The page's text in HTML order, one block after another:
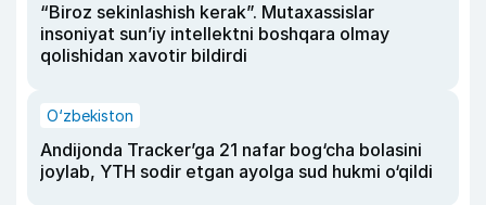
“Biroz sekinlashish kerak”. Mutaxassislar
insoniyat sun’iy intellektni boshqara olmay
qolishidan xavotir bildirdi
O‘zbekiston
Andijonda Tracker’ga 21 nafar bog‘cha bolasini
joylab, YTH sodir etgan ayolga sud hukmi o‘qildi